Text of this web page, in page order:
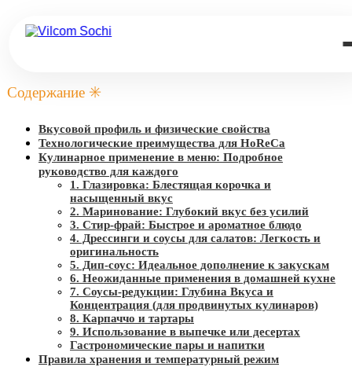
Содержание ✳️
Вкусовой профиль и физические свойства
Технологические преимущества для HoReCa
Кулинарное применение в меню: Подробное
руководство для каждого
1. Глазировка: Блестящая корочка и
насыщенный вкус
2. Маринование: Глубокий вкус без усилий
3. Стир-фрай: Быстрое и ароматное блюдо
4. Дрессинги и соусы для салатов: Легкость и
оригинальность
5. Дип-соус: Идеальное дополнение к закускам
6. Неожиданные применения в домашней кухне
7. Соусы-редукции: Глубина Вкуса и
Концентрация (для продвинутых кулинаров)
8. Карпаччо и тартары
9. Использование в выпечке или десертах
Гастрономические пары и напитки
Правила хранения и температурный режим